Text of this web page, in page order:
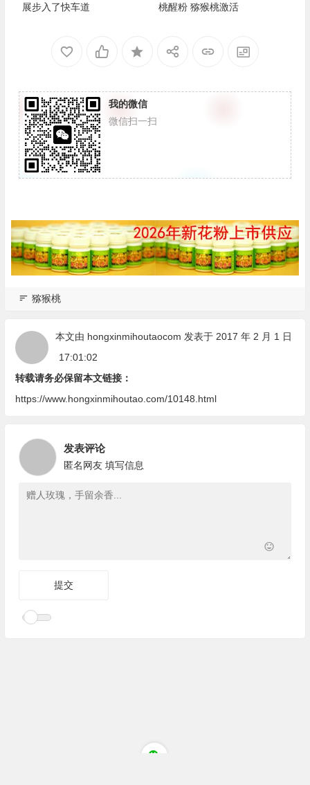
展步入了快车道
桃醒粉 猕猴桃激活
我的微信
微信扫一扫
猕猴桃
本文由 hongxinmihoutaocom 发表于 2017 年 2 月 1 日
17:01:02
转载请务必保留本文链接：
https://www.hongxinmihoutao.com/10148.html
发表评论
匿名网友 填写信息